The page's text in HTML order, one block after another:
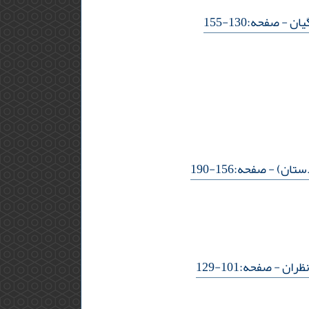
- صفحه:130-155
- صفحه:156-190
- صفحه:101-129